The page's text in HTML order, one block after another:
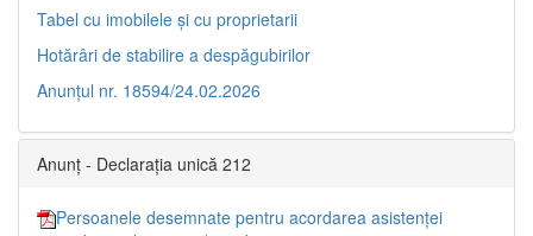
Tabel cu imobilele și cu proprietarii
Hotărâri de stabilire a despăgubirilor
Anunțul nr. 18594/24.02.2026
Anunț - Declarația unică 212
Persoanele desemnate pentru acordarea asistenței